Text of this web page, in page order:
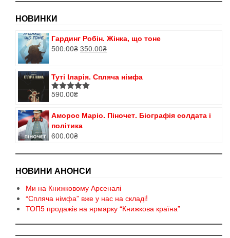
НОВИНКИ
Гардинг Робін. Жінка, що тоне
500.00₴ Оригінальна
350.00₴Поточна
Туті Іларія. Спляча німфа
Оцінено в
590.00₴
Аморос Маріо. Піночет. Біографія солдата і
політика
600.00₴
НОВИНИ АНОНСИ
Ми на Книжковому Арсеналі
“Спляча німфа” вже у нас на складі!
ТОП5 продажів на ярмарку “Книжкова країна”